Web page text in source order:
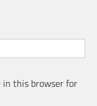
in this browser for